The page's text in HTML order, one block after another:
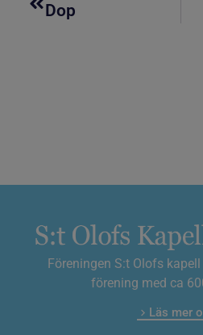
Dop
Föreningen S:t Olofs
förening med ca
Läs mer